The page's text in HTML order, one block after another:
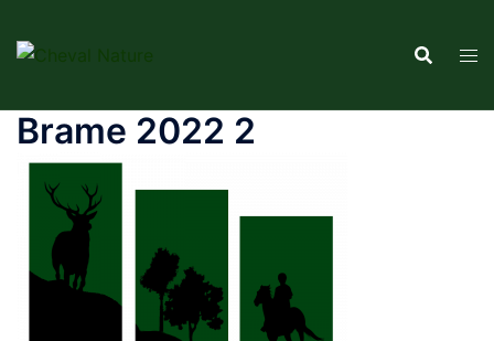
au
Brame 2022 2